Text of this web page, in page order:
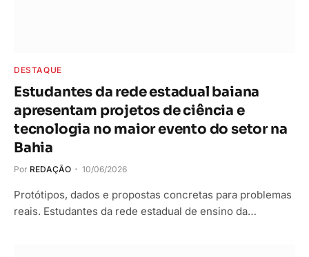
DESTAQUE
Estudantes da rede estadual baiana
apresentam projetos de ciência e
tecnologia no maior evento do setor na
Bahia
Por REDAÇÃO 10/06/2026
Protótipos, dados e propostas concretas para problemas
reais. Estudantes da rede estadual de ensino da…